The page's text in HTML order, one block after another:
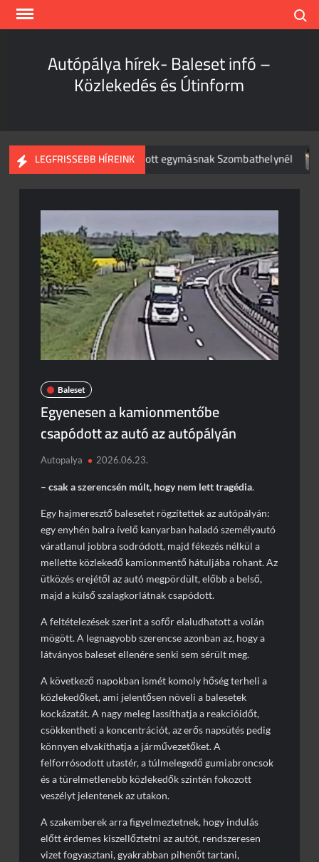
Skip
Autópálya hírek- Baleset infó –
Közlekedés és Útinform
LEGFRISSEBB HÍREINK
és személyautó csapódott egymásnak Szombathelynél
Baleset
Egyenesen a kamionmentőbe
csapódott az autó az autópályán
Autopalya 2026.06.23.
– csak a szerencsén múlt, hogy nem lett tragédia.
Egy hajmeresztő balesetet rögzítettek az autópályán:
egy enyhén balra ívelő kanyarban haladó személyautó
váratlanul jobbra sodródott, majd fékezés nélkül a
mellette közlekedő kamionmentő hátuljába rohant. Az
ütközés erejétől az autó megpördült, előbb a belső,
majd a külső szalagkorlátnak csapódott.
A feltételezések szerint a sofőr elaludhatott a volán
mögött. A legnagyobb szerencse azonban az, hogy a
látványos baleset ellenére senki sem sérült meg.
A következő napokban ismét komoly hőség terheli a
közlekedőket, ami jelentősen növeli a balesetek
kockázatát. A nagy meleg lassíthatja a reakcióidőt,
csökkentheti a koncentrációt, az erős napsütés pedig
könnyen elvakíthatja a járművezetőket. A
felforrósodott utastér, a túlmelegedő gumiabroncsok
és a türelmetlenebb közlekedők szintén fokozott
veszélyt jelentenek az utakon.
A szakemberek arra figyelmeztetnek, hogy indulás
előtt érdemes kiszellőztetni az autót, rendszeresen
vizet fogyasztani, gyakrabban pihenőt tartani,